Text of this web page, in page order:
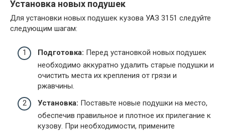
Установка новых подушек
Для установки новых подушек кузова УАЗ 3151 следуйте
следующим шагам:
Подготовка: Перед установкой новых подушек
необходимо аккуратно удалить старые подушки и
очистить места их крепления от грязи и
ржавчины.
Установка: Поставьте новые подушки на место,
обеспечив правильное и плотное их прилегание к
кузову. При необходимости, примените